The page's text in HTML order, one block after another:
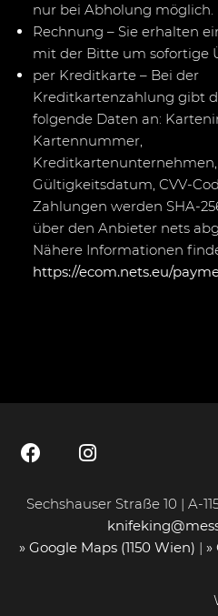
nur bei Abholung möglich.
Rechnung – Sie erhalten
mit der Bitte um sofortige
per Kreditkarte – Bei der
Kreditkartenzahlung gibt
folgende Daten an:
Kartennummer,
Kreditkartenunternehmen,
Gültigkeitsdatum, CVV-
Zahlungen werden SHA-
über den Anbieter nets
Nähere Informationen
https://ecom.nets.eu/
Sechshauser Straße 10 | A-
» Google Maps (1150 Wien) | »